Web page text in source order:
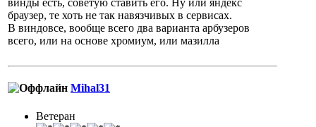
винды есть, советую ставить его. Ну или яндекс
браузер, те хоть не так навязчивых в сервисах.
В виндовсе, вообще всего два варианта арбузеров
всего, или на основе хромиум, или мазилла
Mihal31
Ветеран